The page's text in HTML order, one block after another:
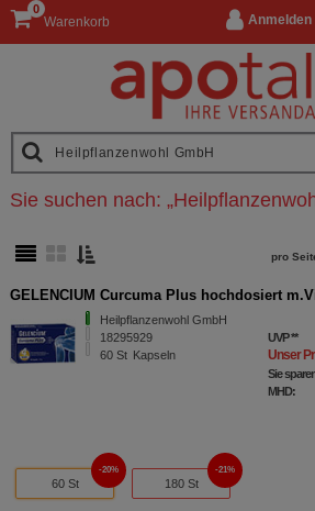
Anmelden
Warenkorb
0
Sie suchen nach: „
pro
GELENCIUM Curcuma Plus hochdosiert
Heilpflanzenwohl GmbH
18295929
60 St Kapseln
UVP**
Unser
Sie
MHD:
60 St
20%
180 St
21%